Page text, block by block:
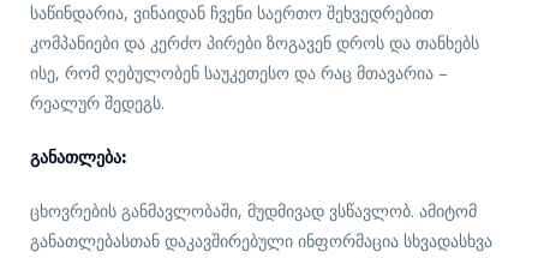
საწინდარია, ვინაიდან ჩვენი საერთო შეხვედრებით
კომპანიები და კერძო პირები ზოგავენ დროს და თანხებს
ისე, რომ ღებულობენ საუკეთესო და რაც მთავარია –
რეალურ შედეგს.
Განათლება:
ცხოვრების განმავლობაში, მუდმივად ვსწავლობ. ამიტომ
განათლებასთან დაკავშირებული ინფორმაცია სხვადასხვა